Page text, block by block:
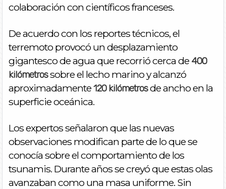
colaboración con científicos franceses.
De acuerdo con los reportes técnicos, el
terremoto provocó un desplazamiento
gigantesco de agua que recorrió cerca de 400
kilómetrossobre el lecho marino y alcanzó
aproximadamente120 kilómetrosde ancho en la
superficie oceánica.
Los expertos señalaron que las nuevas
observaciones modifican parte de lo que se
conocía sobre el comportamiento de los
tsunamis. Durante años se creyó que estas olas
avanzaban como una masa uniforme. Sin